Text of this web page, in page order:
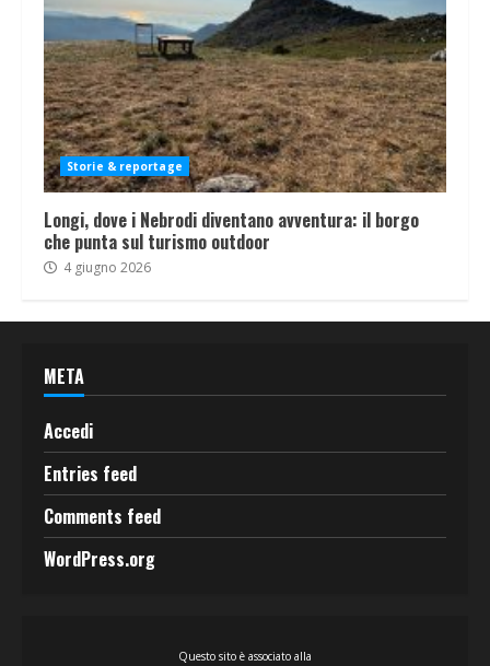
Storie & reportage
Longi, dove i Nebrodi diventano avventura: il borgo
che punta sul turismo outdoor
4 giugno 2026
META
Accedi
Entries feed
Comments feed
WordPress.org
Questo sito è associato alla